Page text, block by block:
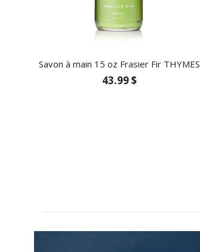
Savon à main 15 oz Frasier Fir THYMES
43.99 $